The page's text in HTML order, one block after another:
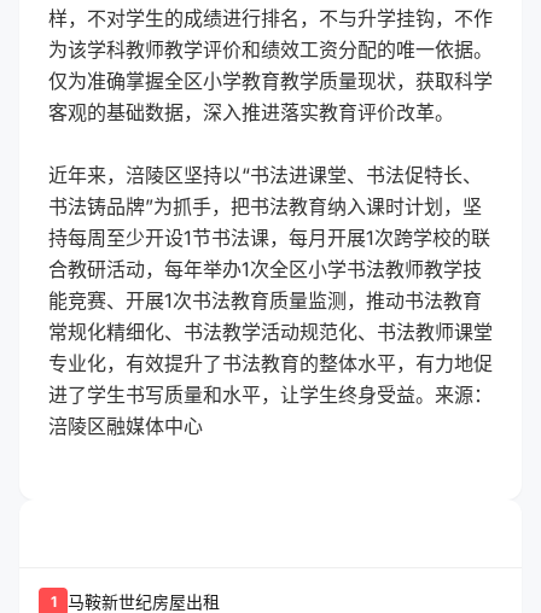
样，不对学生的成绩进行排名，不与升学挂钩，不作
为该学科教师教学评价和绩效工资分配的唯一依据。
仅为准确掌握全区小学教育教学质量现状，获取科学
客观的基础数据，深入推进落实教育评价改革。
近年来，涪陵区坚持以“书法进课堂、书法促特长、
书法铸品牌”为抓手，把书法教育纳入课时计划，坚
持每周至少开设1节书法课，每月开展1次跨学校的联
合教研活动，每年举办1次全区小学书法教师教学技
能竞赛、开展1次书法教育质量监测，推动书法教育
常规化精细化、书法教学活动规范化、书法教师课堂
专业化，有效提升了书法教育的整体水平，有力地促
进了学生书写质量和水平，让学生终身受益。来源：
涪陵区融媒体中心
1 马鞍新世纪房屋出租